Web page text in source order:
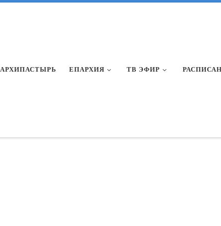
АРХИПАСТЫРЬ ЕПАРХИЯ ТВ ЭФИР